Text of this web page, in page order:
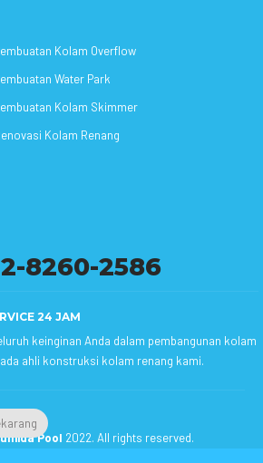
Kolam Overflow
Water Park
Kolam Skimmer
Kolam Renang
8260-2586
24 JAM
keinginan Anda dalam pembangunan kolam
ahli konstruksi kolam renang kami.
Pool 2022. All rights reserved.